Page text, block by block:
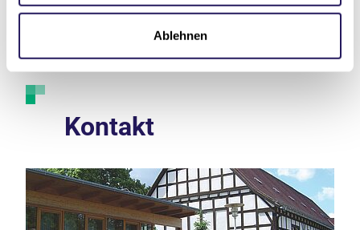
Ablehnen
Kontakt